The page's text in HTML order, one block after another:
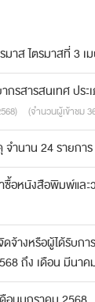
มาส ไตรมาสที่ 3
กรสารสนเทศ ปร
(จำนวนผู้เข้าชม
ำนาน 24 รายการ
อหนังสือพิมพ์และ
จ้างหรือผู้ได้รับก
ถึง เดือน มีนา